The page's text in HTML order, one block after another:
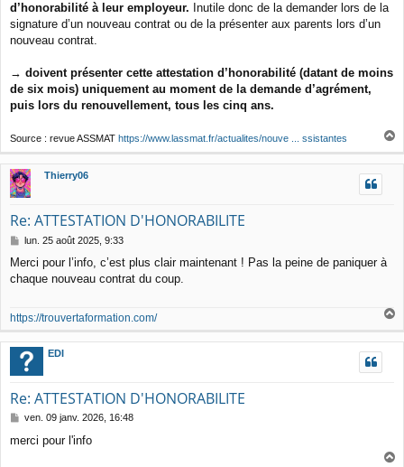
d’honorabilité à leur employeur. Inutile donc de la demander lors de la
signature d’un nouveau contrat ou de la présenter aux parents lors d’un
nouveau contrat.
→ doivent présenter cette attestation d’honorabilité (datant de moins
de six mois) uniquement au moment de la demande d’agrément,
puis lors du renouvellement, tous les cinq ans.
Source : revue ASSMAT https://www.lassmat.fr/actualites/nouve ... ssistantes
a
u
Thierry06
Re: ATTESTATION D'HONORABILITE
M
s
s
e
lun. 25 août 2025, 9:33
Merci pour l’info, c’est plus clair maintenant ! Pas la peine de paniquer à
chaque nouveau contrat du coup.
https://trouvertaformation.com/
u
EDI
Re: ATTESTATION D'HONORABILITE
M
s
ven. 09 janv. 2026, 16:48
merci pour l'info